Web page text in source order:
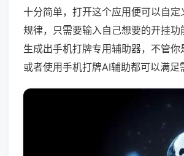
十分简单，打开这个应用便可以自定
规律，只需要输入自己想要的开挂功
生成出手机打牌专用辅助器，不管你
或者使用手机打牌AI辅助都可以满足